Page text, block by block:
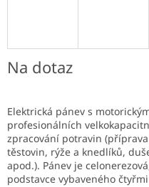
Na dotaz
Elektrická pánev s
profesionálních
zpracování potravin
těstovin, rýže a knedlíků,
apod.). Pánev je
podstavce vybaveného